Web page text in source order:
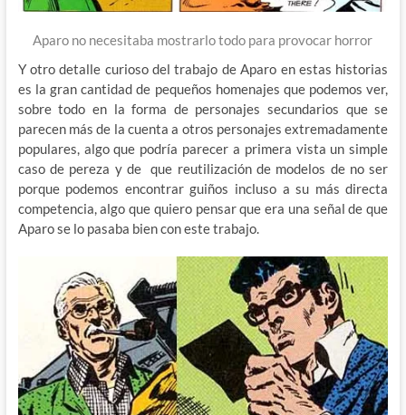
Aparo no necesitaba mostrarlo todo para provocar horror
Y otro detalle curioso del trabajo de Aparo en estas historias
es la gran cantidad de pequeños homenajes que podemos ver,
sobre todo en la forma de personajes secundarios que se
parecen más de la cuenta a otros personajes extremadamente
populares, algo que podría parecer a primera vista un simple
caso de pereza y de que reutilización de modelos de no ser
porque podemos encontrar guiños incluso a su más directa
competencia, algo que quiero pensar que era una señal de que
Aparo se lo pasaba bien con este trabajo.